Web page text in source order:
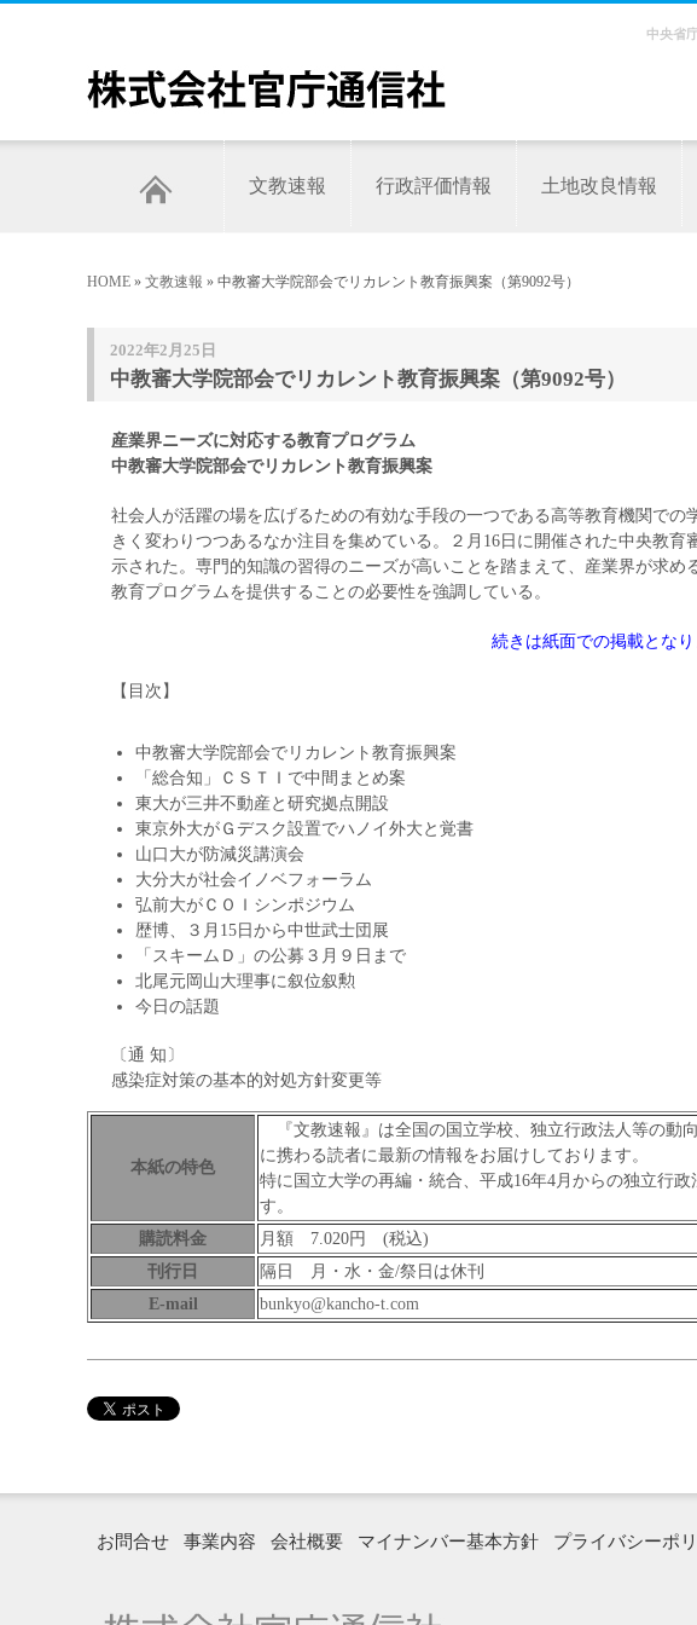
中央省
文教速報 行政評価情報 土地改良情報
HOME » 文教速報 » 中教審大学院部会でリカレント教育振興案（第9092号）
2022年2月25日
中教審大学院部会でリカレント教育振興案（第9092号）
産業界ニーズに対応する教育プログラム
中教審大学院部会でリカレント教育振興案
社会人が活躍の場を広げるための有効な手段の一つである高等教育機関で
きく変わりつつあるなか注目を集めている。２月16日に開催された中央教
示された。専門的知識の習得のニーズが高いことを踏まえて、産業界が求
教育プログラムを提供することの必要性を強調している。
続きは紙面での掲載となり
【目次】
中教審大学院部会でリカレント教育振興案
「総合知」ＣＳＴＩで中間まとめ案
東大が三井不動産と研究拠点開設
東京外大がＧデスク設置でハノイ外大と覚書
山口大が防減災講演会
大分大が社会イノベフォーラム
弘前大がＣＯＩシンポジウム
歴博、３月15日から中世武士団展
「スキームＤ」の公募３月９日まで
北尾元岡山大理事に叙位叙勲
今日の話題
〔通 知〕
感染症対策の基本的対処方針変更等
本紙の特色
『文教速報』は全国の国立学校、独立行政法人等の動
に携わる読者に最新の情報をお届けしております。
特に国立大学の再編・統合、平成16年4月からの独立行
す。
購読料金
月額 7.020円 (税込)
刊行日
隔日 月・水・金/祭日は休刊
E-mail
bunkyo@kancho-t.com
お問合せ 事業内容 会社概要 マイナンバー基本方針 プライバシーポ